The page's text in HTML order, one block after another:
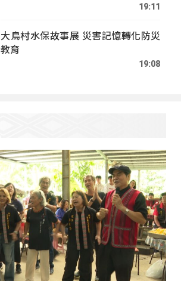
19:11
大鳥村水保故事展 災害記憶轉化防災
教育
19:08